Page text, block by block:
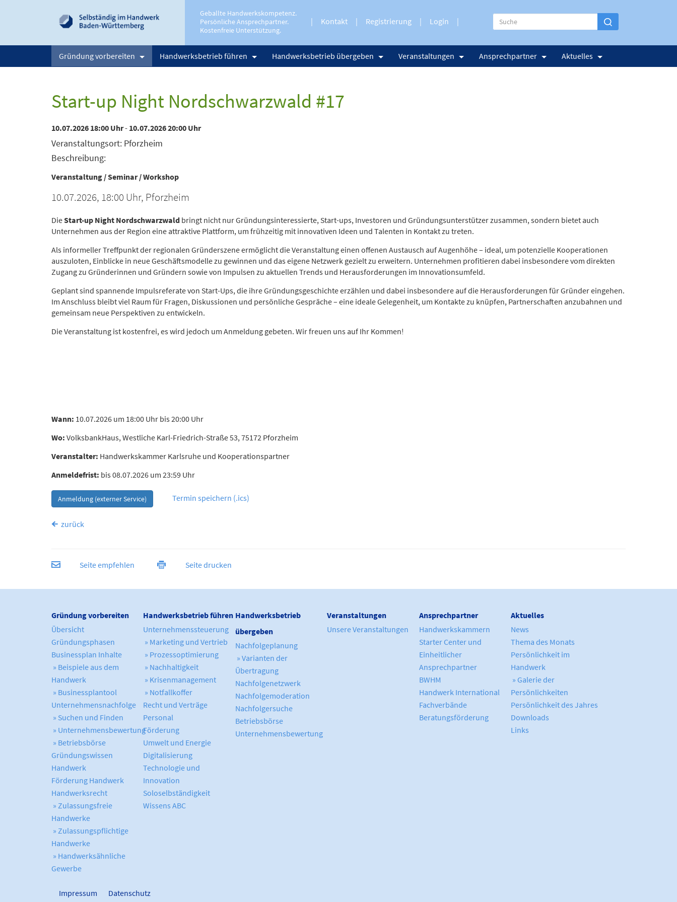
Geballte Handwerkskompetenz.
Persönliche Ansprechpartner.
Kostenfreie Unterstützung.
Kontakt Registrierung Login
Gründung vorbereiten Handwerksbetrieb führen Handwerksbetrieb übergeben Veranstaltungen Ansprechpartner Aktuelles
Start-up Night Nordschwarzwald #17
10.07.2026 18:00 Uhr- 10.07.2026 20:00 Uhr
Veranstaltungsort: Pforzheim
Beschreibung:
Veranstaltung / Seminar / Workshop
10.07.2026, 18:00 Uhr, Pforzheim
DieStart-up Night Nordschwarzwald bringt nicht nur Gründungsinteressierte, Start-ups, Investoren und Gründungsunterstützer zusammen, sondern bietet auch
Unternehmen aus der Region eine attraktive Plattform, um frühzeitig mit innovativen Ideen und Talenten in Kontakt zu treten.
Als informeller Treffpunkt der regionalen Gründerszene ermöglicht die Veranstaltung einen offenen Austausch auf Augenhöhe – ideal, um potenzielle Kooperationen
auszuloten, Einblicke in neue Geschäftsmodelle zu gewinnen und das eigene Netzwerk gezielt zu erweitern. Unternehmen profitieren dabei insbesondere vom direkten
Zugang zu Gründerinnen und Gründern sowie von Impulsen zu aktuellen Trends und Herausforderungen im Innovationsumfeld.
Geplant sind spannende Impulsreferate von Start-Ups, die ihre Gründungsgeschichte erzählen und dabei insbesondere auf die Herausforderungen für Gründer eingehen.
Im Anschluss bleibt viel Raum für Fragen, Diskussionen und persönliche Gespräche – eine ideale Gelegenheit, um Kontakte zu knüpfen, Partnerschaften anzubahnen und
gemeinsam neue Perspektiven zu entwickeln.
Die Veranstaltung ist kostenfrei, es wird jedoch um Anmeldung gebeten. Wir freuen uns auf Ihr Kommen!
Wann: 10.07.2026 um 18:00 Uhr bis 20:00 Uhr
Wo: VolksbankHaus, Westliche Karl-Friedrich-Straße 53, 75172 Pforzheim
Veranstalter: Handwerkskammer Karlsruhe und Kooperationspartner
Anmeldefrist: bis 08.07.2026 um 23:59 Uhr
Anmeldung (externer Service) Termin speichern (.ics)
zurück
Seite empfehlen Seite drucken
Gründung vorbereiten
Übersicht
Gründungsphasen
Businessplan Inhalte
» Beispiele aus dem
Handwerk
» Businessplantool
Unternehmensnachfolge
» Suchen und Finden
» Unternehmensbewertung
» Betriebsbörse
Gründungswissen
Handwerk
Förderung Handwerk
Handwerksrecht
» Zulassungsfreie
Handwerke
» Zulassungspflichtige
Handwerke
» Handwerksähnliche
Gewerbe
Handwerksbetrieb führen
Unternehmenssteuerung
» Marketing und Vertrieb
» Prozessoptimierung
» Nachhaltigkeit
» Krisenmanagement
» Notfallkoffer
Recht und Verträge
Personal
Förderung
Umwelt und Energie
Digitalisierung
Technologie und
Innovation
Soloselbständigkeit
Wissens ABC
Handwerksbetrieb
übergeben
Nachfolgeplanung
» Varianten der
Übertragung
Nachfolgenetzwerk
Nachfolgemoderation
Nachfolgersuche
Betriebsbörse
Unternehmensbewertung
Veranstaltungen
Unsere Veranstaltungen
Ansprechpartner
Handwerkskammern
Starter Center und
Einheitlicher
Ansprechpartner
BWHM
Handwerk International
Fachverbände
Beratungsförderung
Aktuelles
News
Thema des Monats
Persönlichkeit im
Handwerk
» Galerie der
Persönlichkeiten
Persönlichkeit des Jahres
Downloads
Links
Impressum Datenschutz